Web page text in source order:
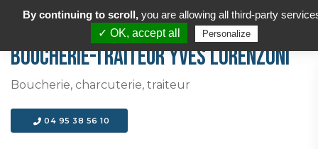
BOUCHERIE-TRAITEUR YVES LORENZONI
Boucherie, charcuterie, traiteur
04 95 38 56 10
By continuing to scroll,you are allowing all third-party
✓ OK, accept all
Personalize